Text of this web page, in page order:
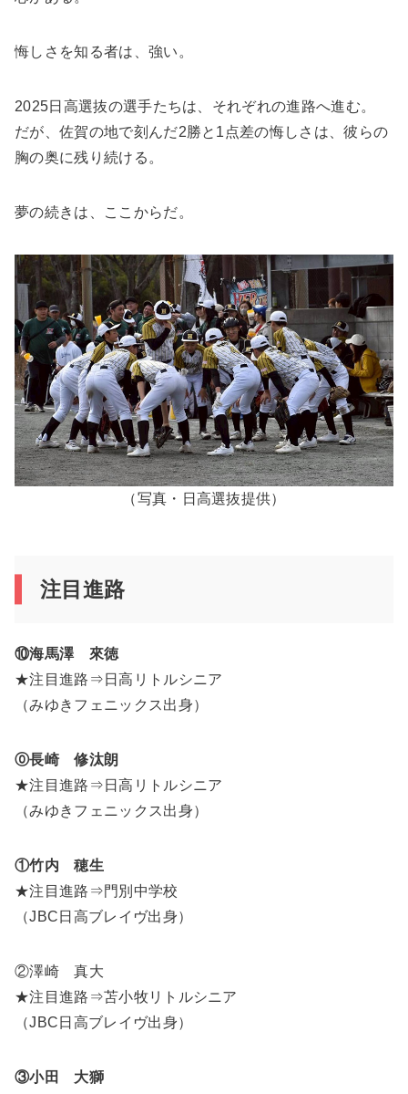
悔しさを知る者は、強い。
2025日高選抜の選手たちは、それぞれの進路へ進む。
だが、佐賀の地で刻んだ2勝と1点差の悔しさは、彼らの
胸の奥に残り続ける。
夢の続きは、ここからだ。
（写真・日高選抜提供）
注目進路
⑩海馬澤 來徳
★注目進路⇒日高リトルシニア
（みゆきフェニックス出身）
⓪長崎 修汰朗
★注目進路⇒日高リトルシニア
（みゆきフェニックス出身）
①竹内 穂生
★注目進路⇒門別中学校
（JBC日高ブレイヴ出身）
②澤崎 真大
★注目進路⇒苫小牧リトルシニア
（JBC日高ブレイヴ出身）
③小田 大獅